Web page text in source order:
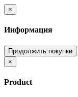
×
Информация
Продолжить покупки
×
Product